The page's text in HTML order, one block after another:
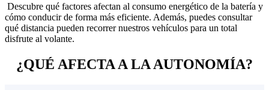
Descubre qué factores afectan al consumo energético de la batería y
cómo conducir de forma más eficiente. Además, puedes consultar
qué distancia pueden recorrer nuestros vehículos para un total
disfrute al volante.
¿QUÉ AFECTA A LA AUTONOMÍA?